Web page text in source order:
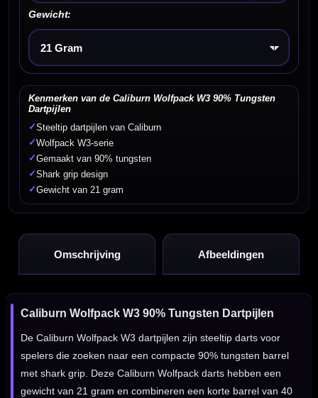
Gewicht:
Kies een optie
Kenmerken van de Caliburn Wolfpack W3 90% Tungsten
Dartpijlen
✓Steeltip dartpijlen van Caliburn
✓Wolfpack W3-serie
✓Gemaakt van 90% tungsten
✓Shark grip design
✓Gewicht van 21 gram
Omschrijving Afbeeldingen
Caliburn Wolfpack W3 90% Tungsten Dartpijlen
De Caliburn Wolfpack W3 dartpijlen zijn steeltip darts voor
spelers die zoeken naar een compacte 90% tungsten barrel
met shark grip. Deze Caliburn Wolfpack darts hebben een
gewicht van 21 gram en combineren een korte barrel van 40